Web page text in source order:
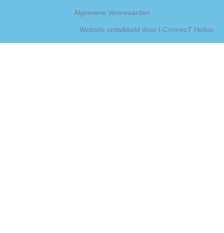
Algemene Voorwaarden
Website ontwikkeld door I-ConnecT Heiloo